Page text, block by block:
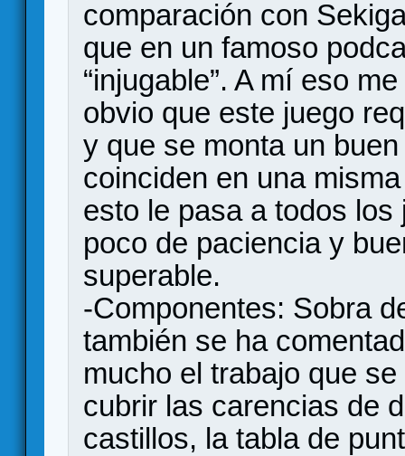
comparación con
que en un famoso
“injugable”. A mí eso
obvio que este juego
y que se monta un
coinciden en una
esto le pasa a todos
poco de paciencia y
superable.
-Componentes: Sobra
también se ha
mucho el trabajo que
cubrir las carencias de
castillos, la tabla de